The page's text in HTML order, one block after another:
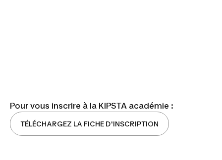
Pour vous inscrire à la KIPSTA académie :
TÉLÉCHARGEZ LA FICHE D'INSCRIPTION